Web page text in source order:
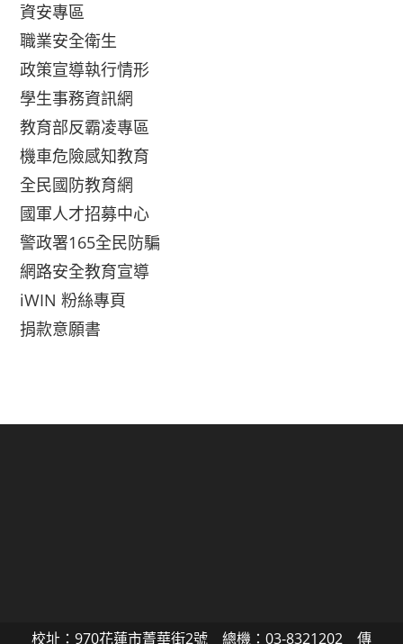
資安專區
職業安全衛生
政策宣導執行情形
學生事務資訊網
教育部反霸凌專區
機車危險感知教育
全民國防教育網
國軍人才招募中心
警政署165全民防騙
網路安全教育宣導
iWIN 粉絲專頁
捐款意願書
校址：970花蓮市菁華街2號 總機：03-8321202 傳